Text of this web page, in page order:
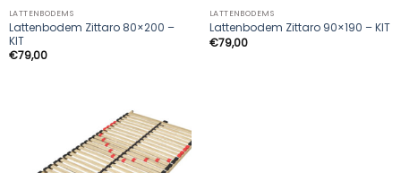
LATTENBODEMS
Lattenbodem Zittaro 80×200 –
KIT
€79,00
LATTENBODEMS
Lattenbodem Zittaro 90×190 – KIT
€79,00